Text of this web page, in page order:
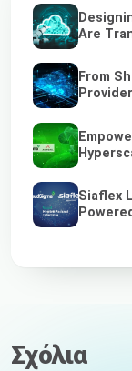
Are
From
Siaflex
Σχόλια